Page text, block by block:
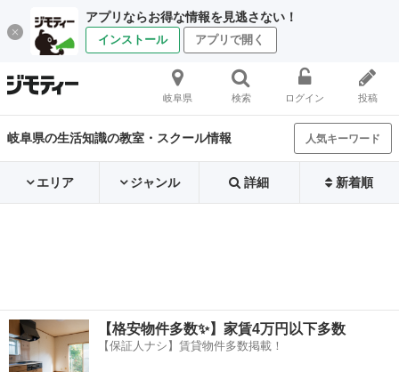
アプリならお得な情報を見逃さない！
インストール アプリで開く
岐阜県 検索 ログイン 投稿
岐阜県の生活知識の教室・スクール情報 人気キーワード
エリア ジャンル 詳細 新着順
【格安物件多数✨】家賃4万円以下多数
【保証人ナシ】賃貸物件多数掲載！